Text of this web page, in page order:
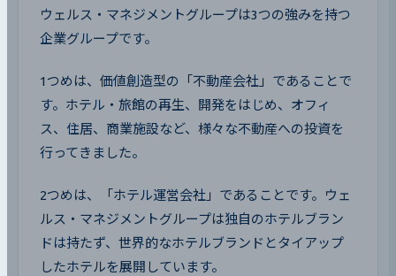
ウェルス・マネジメントグループは3つの強みを持つ
企業グループです。
1つめは、価値創造型の「不動産会社」であることで
す。ホテル・旅館の再生、開発をはじめ、オフィ
ス、住居、商業施設など、様々な不動産への投資を
行ってきました。
2つめは、「ホテル運営会社」であることです。ウェ
ルス・マネジメントグループは独自のホテルブラン
ドは持たず、世界的なホテルブランドとタイアップ
したホテルを展開しています。